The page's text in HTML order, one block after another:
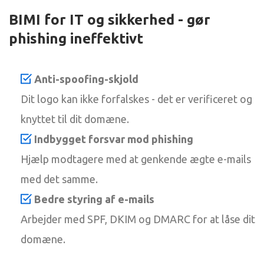
BIMI for IT og sikkerhed - gør
phishing ineffektivt
Anti-spoofing-skjold
Dit logo kan ikke forfalskes - det er verificeret og
knyttet til dit domæne.
Indbygget forsvar mod phishing
Hjælp modtagere med at genkende ægte e-mails
med det samme.
Bedre styring af e-mails
Arbejder med SPF, DKIM og DMARC for at låse dit
domæne.